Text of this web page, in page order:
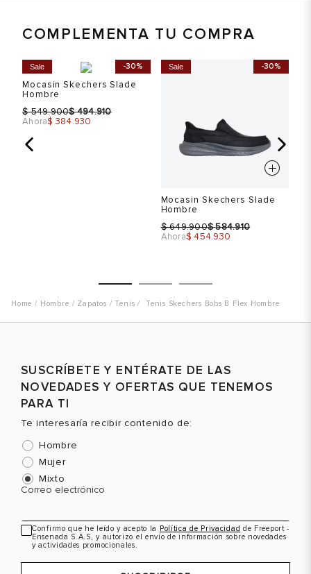
COMPLEMENTA TU COMPRA
-30%
Sale
Mocasin Skechers Slade
Hombre
$549.900$494.910
Ahora$ 384.930
Selecciona una talla
EUR
USA
40
42
43 10
Color
VER PRODUCTO
-30%
Sale
Mocasin Skechers Slade
Hombre
$649.900$584.910
Ahora$ 454.930
Selecciona una talla
EUR
USA
VER PRODUCTO
Hombre Zapatos Tenis Tenis Skechers Bobs B Flex Hombre
SUSCRÍBETE Y ENTÉRATE DE LAS
NOVEDADES Y OFERTAS QUE TENEMOS
PARA TI
Te interesaría recibir contenido de:
Hombre
Mujer
Mixto
Correo electrónico
Confirmo que he leído y acepto la Política de Privacidad de Freeport -
Ensenada S.A.S, y autorizo el envío de información sobre novedades
y actividades promocionales.